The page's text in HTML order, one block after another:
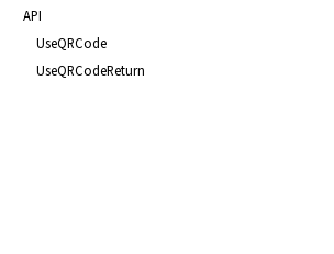
API
UseQRCode
UseQRCodeReturn